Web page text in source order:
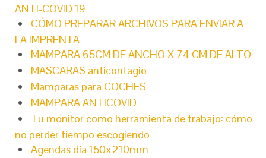
ANTI-COVID 19
CÓMO PREPARAR ARCHIVOS PARA ENVIAR A
LA IMPRENTA
MAMPARA 65CM DE ANCHO X 74 CM DE ALTO
MASCARAS anticontagio
Mamparas para COCHES
MAMPARA ANTICOVID
Tu monitor como herramienta de trabajo: cómo
no perder tiempo escogiendo
Agendas día 150x210mm